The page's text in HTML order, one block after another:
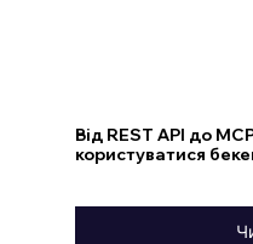
Від REST API до
користуватися